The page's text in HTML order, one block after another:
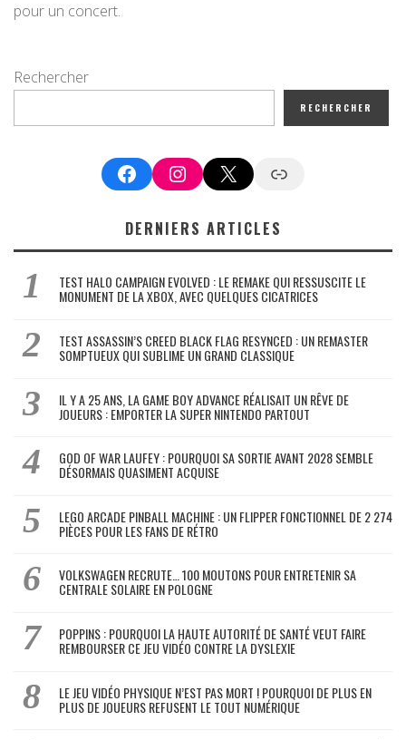
pour un concert.
Rechercher
RECHERCHER
FacebookInstagram
X Google News
DERNIERS ARTICLES
TEST HALO CAMPAIGN EVOLVED : LE REMAKE QUI RESSUSCITE LE
MONUMENT DE LA XBOX, AVEC QUELQUES CICATRICES
TEST ASSASSIN’S CREED BLACK FLAG RESYNCED : UN REMASTER
SOMPTUEUX QUI SUBLIME UN GRAND CLASSIQUE
IL Y A 25 ANS, LA GAME BOY ADVANCE RÉALISAIT UN RÊVE DE
JOUEURS : EMPORTER LA SUPER NINTENDO PARTOUT
GOD OF WAR LAUFEY : POURQUOI SA SORTIE AVANT 2028 SEMBLE
DÉSORMAIS QUASIMENT ACQUISE
LEGO ARCADE PINBALL MACHINE : UN FLIPPER FONCTIONNEL DE 2 274
PIÈCES POUR LES FANS DE RÉTRO
VOLKSWAGEN RECRUTE… 100 MOUTONS POUR ENTRETENIR SA
CENTRALE SOLAIRE EN POLOGNE
POPPINS : POURQUOI LA HAUTE AUTORITÉ DE SANTÉ VEUT FAIRE
REMBOURSER CE JEU VIDÉO CONTRE LA DYSLEXIE
LE JEU VIDÉO PHYSIQUE N’EST PAS MORT ! POURQUOI DE PLUS EN
PLUS DE JOUEURS REFUSENT LE TOUT NUMÉRIQUE